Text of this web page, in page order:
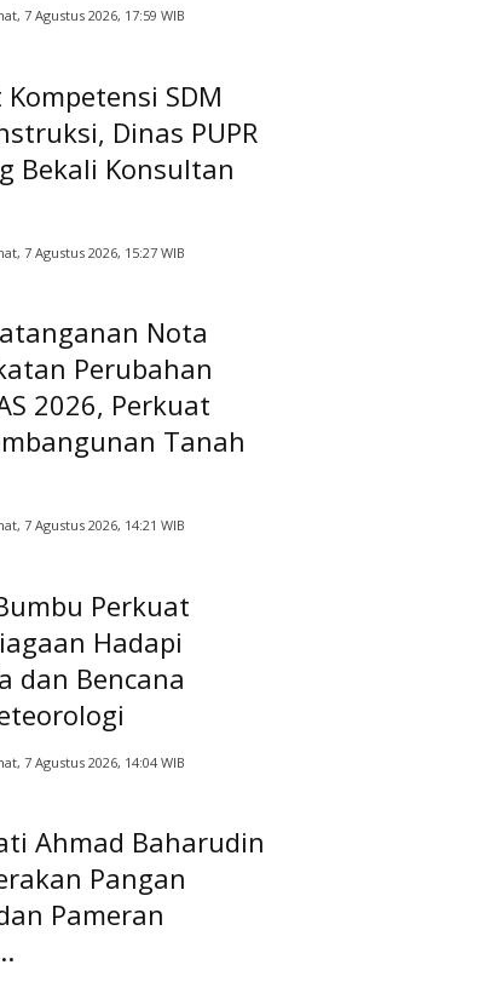
7 Agustus 2026, 17:59 WIB
SDM
Dinas PUPR
Bekali Konsultan
7 Agustus 2026, 15:27 WIB
Nota
Perubahan
2026, Perkuat
Tanah
7 Agustus 2026, 14:21 WIB
Perkuat
Hadapi
dan Bencana
7 Agustus 2026, 14:04 WIB
Ahmad Baharudin
Pangan
Pameran